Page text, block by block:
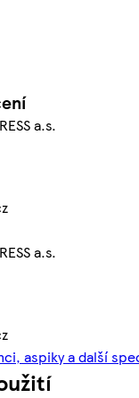
a.s.
a.s.
aspiky a další